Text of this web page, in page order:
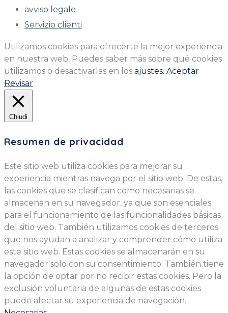
avviso legale
Servizio clienti
Utilizamos cookies para ofrecerte la mejor experiencia
en nuestra web. Puedes saber más sobre qué cookies
utilizamos o desactivarlas en los ajustes. Aceptar
Revisar
Chiudi
Resumen de privacidad
Este sitio web utiliza cookies para mejorar su
experiencia mientras navega por el sitio web. De estas,
las cookies que se clasifican como necesarias se
almacenan en su navegador, ya que son esenciales
para el funcionamiento de las funcionalidades básicas
del sitio web. También utilizamos cookies de terceros
que nos ayudan a analizar y comprender cómo utiliza
este sitio web. Estas cookies se almacenarán en su
navegador solo con su consentimiento. También tiene
la opción de optar por no recibir estas cookies. Pero la
exclusión voluntaria de algunas de estas cookies
puede afectar su experiencia de navegación.